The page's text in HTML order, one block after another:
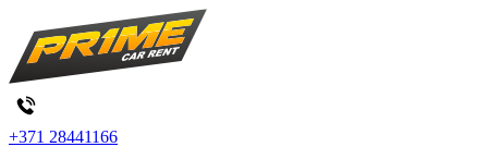
+371 28441166